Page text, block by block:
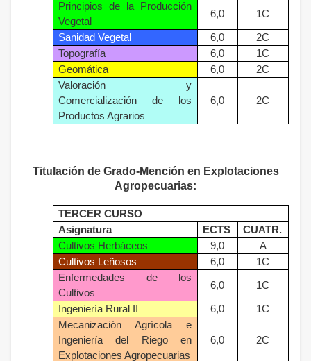
Principios de la Producción
Vegetal
6,0 1C
Sanidad Vegetal 6,0
2C
Topografía
6,0
1C
Geomática
6,0
2C
Valoración y
Comercialización de los
Productos Agrarios
6,0 2C
Titulación de Grado-Mención en Explotaciones
Agropecuarias:
TERCER CURSO
Asignatura
ECTS
CUATR.
Cultivos Herbáceos
9,0
A
Cultivos Leñosos
6,0
1C
Enfermedades de los
Cultivos
6,0 1C
Ingeniería Rural II 6,0
1C
Mecanización Agrícola e
Ingeniería del Riego en
Explotaciones Agropecuarias
6,0 2C